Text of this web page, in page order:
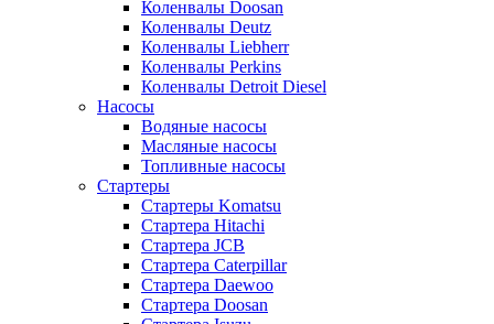
Коленвалы Doosan
Коленвалы Deutz
Коленвалы Liebherr
Коленвалы Perkins
Коленвалы Detroit Diesel
Насосы
Водяные насосы
Масляные насосы
Топливные насосы
Стартеры
Стартеры Komatsu
Стартера Hitachi
Стартера JCB
Стартера Caterpillar
Стартера Daewoo
Стартера Doosan